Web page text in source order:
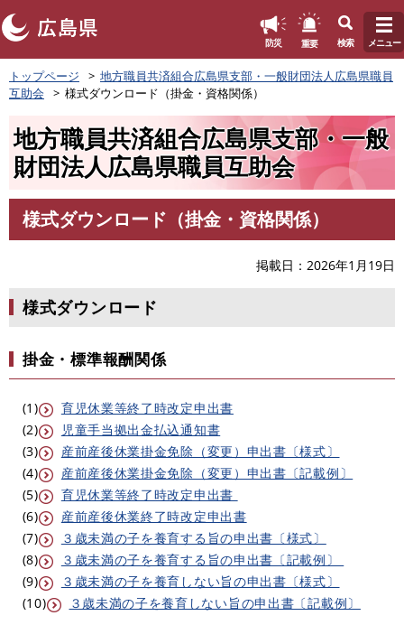
ペ
ー
ジ
す
防災 重要 検索 メニュー
トップページ
地方職員共済組合広島県支部・一般財団法人広島県職員
互助会
様式ダウンロード（掛金・資格関係）
地方職員共済組合広島県支部・一般
財団法人広島県職員互助会
文
様式ダウンロード（掛金・資格関係）
掲載日 2026年1月19日
様式ダウンロード
掛金・標準報酬関係
(1)
育児休業等終了時改定申出書
(2)
児童手当拠出金払込通知書
(3)
産前産後休業掛金免除（変更）申出書〔様式〕
(4)
産前産後休業掛金免除（変更）申出書〔記載例〕
(5)
育児休業等終了時改定申出書
(6)
産前産後休業終了時改定申出書
(7)
３歳未満の子を養育する旨の申出書〔様式〕
(8)
３歳未満の子を養育する旨の申出書〔記載例〕
(9)
３歳未満の子を養育しない旨の申出書〔様式〕
(10)
３歳未満の子を養育しない旨の申出書〔記載例〕